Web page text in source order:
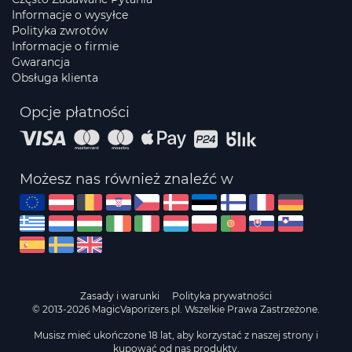
Informacje o wysyłce
Polityka zwrotów
Informacje o firmie
Gwarancja
Obsługa klienta
Opcje płatności
Możesz nas również znaleźć w
Zasady i warunki
Polityka prywatności
© 2013-2026 MagicVaporizers.pl. Wszelkie Prawa Zastrzeżone.
Musisz mieć ukończone 18 lat, aby korzystać z naszej strony i
kupować od nas produkty.